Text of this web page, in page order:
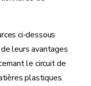
ci-dessous
leurs avantages
le circuit de
plastiques.